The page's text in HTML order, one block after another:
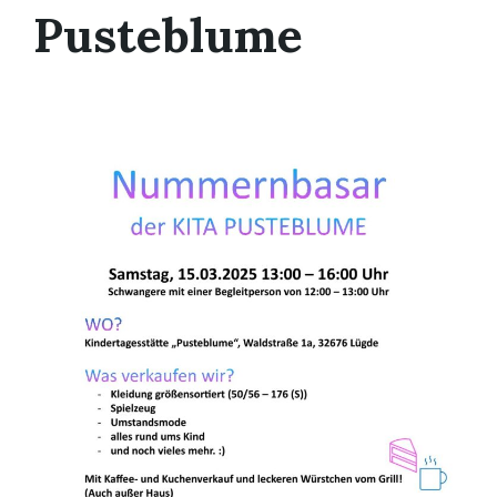
Pusteblume